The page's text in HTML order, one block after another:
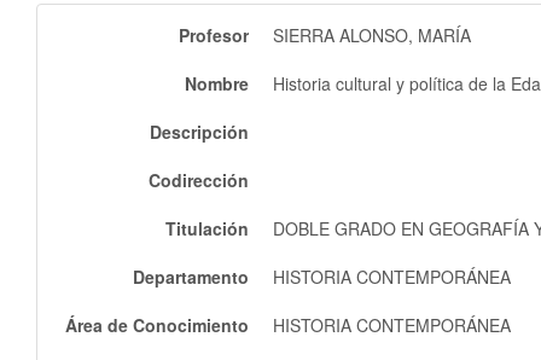
Profesor
SIERRA ALONSO, MARÍA
Nombre
Historia cultural y política de la
Descripción
Codirección
Titulación
DOBLE GRADO EN GEOGRAFÍA
Departamento
HISTORIA CONTEMPORÁNEA
Área de Conocimiento
HISTORIA CONTEMPORÁNEA